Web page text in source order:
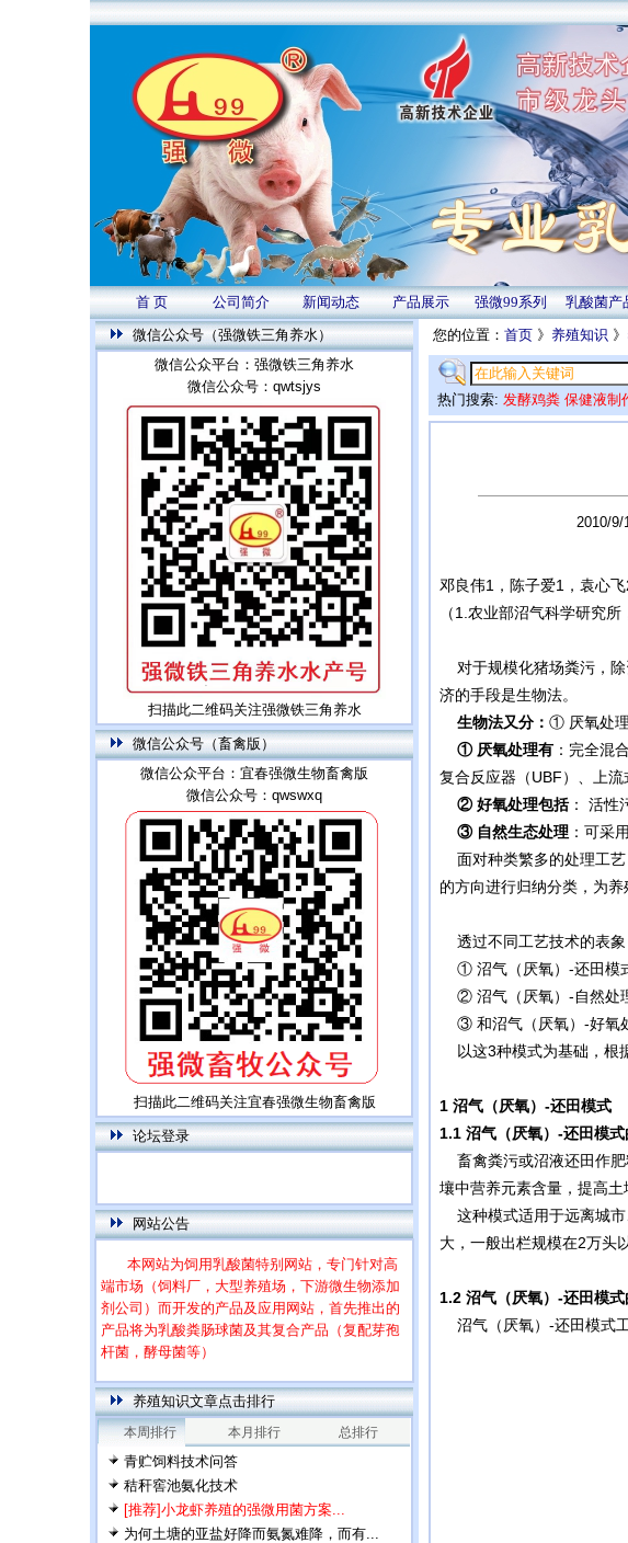
首 页 公司简介 新闻动态 产品展示 强微99系列 乳酸菌产
微信公众号（强微铁三角养水）
微信公众平台：强微铁三角养水
微信公众号：qwtsjys
扫描此二维码关注强微铁三角养水
微信公众号（畜禽版）
微信公众平台：宜春强微生物畜禽版
微信公众号：qwswxq
扫描此二维码关注宜春强微生物畜禽版
论坛登录
网站公告
端市场（饲料厂，大型养殖场，下游微生物添加
剂公司）而开发的产品及应用网站，首先推出的
产品将为乳酸粪肠球菌及其复合产品（复配芽孢
杆菌，酵母菌等）
每篇文章下面的网友评论只显示5条，要想看
全部评论，请点击网友评论框右上角的“更多”
养殖知识文章点击排行
本周排行 本月排行 总排行
青贮饲料技术问答
秸秆窖池氨化技术
[推荐]小龙虾养殖的强微用菌方案...
为何土塘的亚盐好降而氨氮难降，而有...
您的位置： 首页 》 养殖知识 》
热门搜索: 发酵鸡粪 保健液制
2010/
邓良伟1，陈子爱1，袁心
（1.农业部沼气科学研究
对于规模化猪场粪污，除
济的手段是生物法。
生物法又分： ① 厌氧处
① 厌氧处理有 ：完全混
复合反应器（UBF）、上流
② 好氧处理包括： 活性
③ 自然生态处理 ：可采
面对种类繁多的处理工艺
的方向进行归纳分类，为
透过不同工艺技术的表象
① 沼气（厌氧）-还田模
② 沼气（厌氧）-自然处
③ 和沼气（厌氧）-好氧
以这3种模式为基础，根
1 沼气（厌氧）-还田模式
1.1 沼气（厌氧）-还田模式
畜禽粪污或沼液还田作肥
壤中营养元素含量，提高
这种模式适用于远离城市
大，一般出栏规模在2万头
1.2 沼气（厌氧）-还田模
沼气（厌氧）-还田模式工